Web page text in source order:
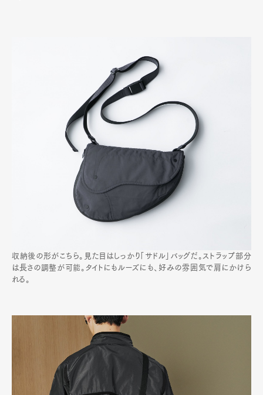
収納後の形がこちら。見た目はしっかり「サドル」バッグだ。ストラップ部分
は長さの調整が可能。タイトにもルーズにも、好みの雰囲気で肩にかけら
れる。